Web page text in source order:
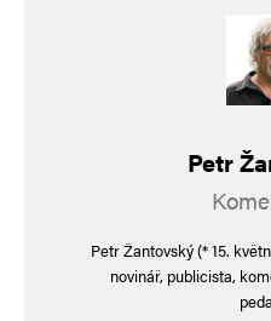
Petr
Petr Žantovský (* 15.
novinář, publicista,